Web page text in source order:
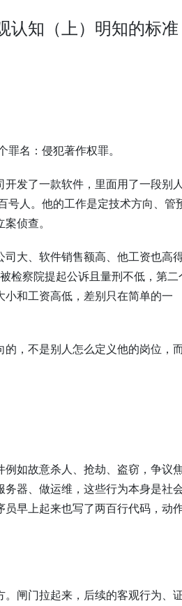
认知（上）明知的标准
名：侵犯著作权罪。
发了一款软件，里面用了一段别人
号人。他的工作是定技术方向、管
侦查。
大、软件销售额高、他工资也高
检察院提起公诉且量刑不低，第二
和工资高低，差别只在简单的一
，不是别人怎么定义他的岗位，
如故意杀人、抢劫、盗窃，争议
器、做运维，这些行为本身是社
早上起来也写了两百行代码，动
闸门拉起来，后续的客观行为、